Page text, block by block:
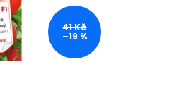
41 Kč
–19 %